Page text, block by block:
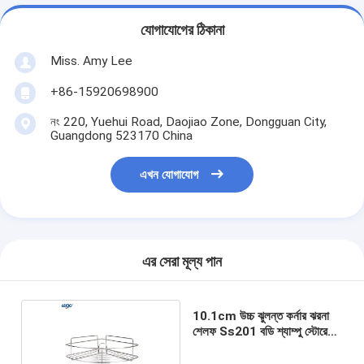
যোগাযোগের ঠিকানা
Miss. Amy Lee
+86-15920698900
নং 220, Yuehui Road, Daojiao Zone, Dongguan City,
Guangdong 523170 China
এখন যোগাযোগ
এর সেরা মূল্য পান
10.1cm উচ্চ ঝুলন্ত কর্নার ঝরনা
শেলফ Ss201 বডি শ্যাম্পু স্টোরেজ